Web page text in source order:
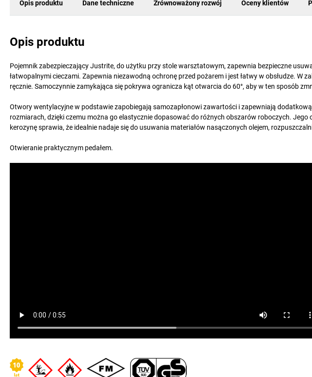
Opis produktu Dane techniczne Zrównoważony rozwój Oceny klientów
Opis produktu
Pojemnik zabezpieczający Justrite, do użytku przy stole warsztatowym, zapewnia bezpieczne
łatwopalnymi cieczami. Zapewnia niezawodną ochronę przed pożarem i jest łatwy w obsłudze. W
ręcznie. Samoczynnie zamykająca się pokrywa ogranicza kąt otwarcia do 60°, aby w ten sposób
Otwory wentylacyjne w podstawie zapobiegają samozapłonowi zawartości i zapewniają
rozmiarach, dzięki czemu można go elastycznie dopasować do różnych obszarów roboczych. Jego
kerozynę sprawia, że idealnie nadaje się do usuwania materiałów nasączonych olejem,
Otwieranie praktycznym pedałem.